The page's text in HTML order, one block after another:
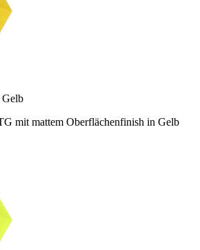
Gelb
mit mattem Oberflächenfinish in Gelb